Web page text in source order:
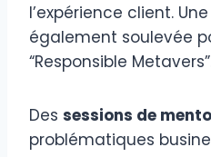
l’expérience client.
également soulevée
“Responsible
Des sessions de
problématiques